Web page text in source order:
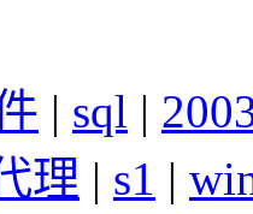
| sql |
理 | s1 |